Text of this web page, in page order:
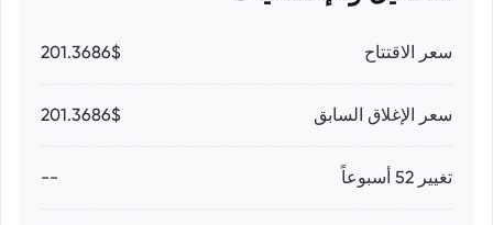
سعر الاقتتاح 201.3686$
سعر الإغلاق السابق 201.3686$
تغيير 52 أسبوعاً --